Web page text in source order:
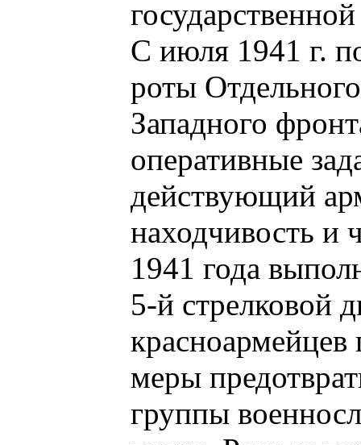
С июля 1941 г.
роты
Западного
оперативные
действующий
находчивость и
1941 года
5-й стрелковой
меры
группы